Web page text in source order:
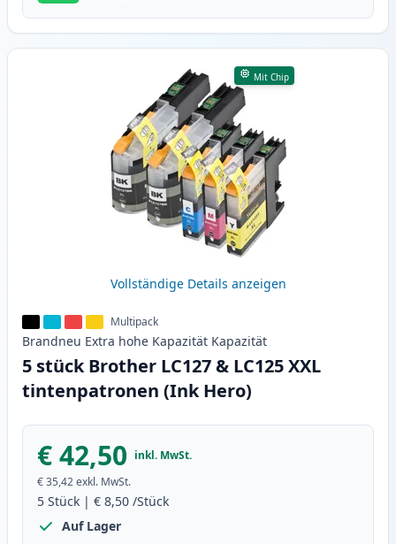
Mit Chip
Vollständige Details anzeigen
Multipack
Brandneu Extra hohe Kapazität Kapazität
5 stück Brother LC127 & LC125 XXL
tintenpatronen (Ink Hero)
€ 42,50 inkl. MwSt.
€ 35,42exkl. MwSt.
5 Stück | € 8,50 /Stück
Auf Lager